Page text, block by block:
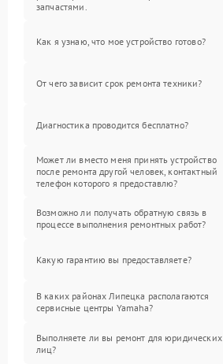
запчастями.
Как я узнаю, что мое устройство готово?
От чего зависит срок ремонта техники?
Диагностика проводится бесплатно?
Может ли вместо меня принять устройство
после ремонта другой человек, контактный
телефон которого я предоставлю?
Возможно ли получать обратную связь в
процессе выполнения ремонтных работ?
Какую гарантию вы предоставляете?
В каких районах Липецка располагаются
сервисные центры Yamaha?
Выполняете ли вы ремонт для юридических
лиц?